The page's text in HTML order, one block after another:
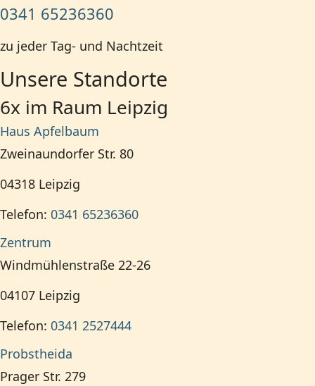
0341 65236360
zu jeder Tag- und Nachtzeit
Unsere Standorte
6x im Raum Leipzig
Haus Apfelbaum
Zweinaundorfer Str. 80
04318 Leipzig
Telefon: 0341 65236360
Zentrum
Windmühlenstraße 22-26
04107 Leipzig
Telefon: 0341 2527444
Probstheida
Prager Str. 279